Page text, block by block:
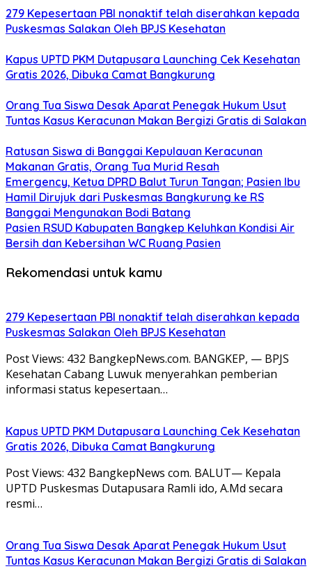
279 Kepesertaan PBI nonaktif telah diserahkan kepada
Puskesmas Salakan Oleh BPJS Kesehatan
Kapus UPTD PKM Dutapusara Launching Cek Kesehatan
Gratis 2026, Dibuka Camat Bangkurung
Orang Tua Siswa Desak Aparat Penegak Hukum Usut
Tuntas Kasus Keracunan Makan Bergizi Gratis di Salakan
Ratusan Siswa di Banggai Kepulauan Keracunan
Makanan Gratis, Orang Tua Murid Resah
Emergency, Ketua DPRD Balut Turun Tangan; Pasien Ibu
Hamil Dirujuk dari Puskesmas Bangkurung ke RS
Banggai Mengunakan Bodi Batang
Pasien RSUD Kabupaten Bangkep Keluhkan Kondisi Air
Bersih dan Kebersihan WC Ruang Pasien
Rekomendasi untuk kamu
279 Kepesertaan PBI nonaktif telah diserahkan kepada
Puskesmas Salakan Oleh BPJS Kesehatan
Post Views: 432 BangkepNews.com. BANGKEP, — BPJS
Kesehatan Cabang Luwuk menyerahkan pemberian
informasi status kepesertaan…
Kapus UPTD PKM Dutapusara Launching Cek Kesehatan
Gratis 2026, Dibuka Camat Bangkurung
Post Views: 432 BangkepNews com. BALUT— Kepala
UPTD Puskesmas Dutapusara Ramli ido, A.Md secara
resmi…
Orang Tua Siswa Desak Aparat Penegak Hukum Usut
Tuntas Kasus Keracunan Makan Bergizi Gratis di Salakan